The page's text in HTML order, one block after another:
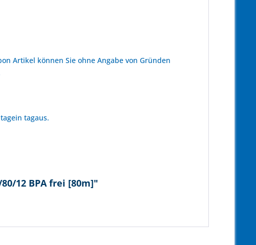
Artikel können Sie ohne Angabe von Gründen
tagaus.
12 BPA frei [80m]"